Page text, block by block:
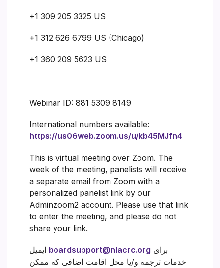
+1 309 205 3325 US
+1 312 626 6799 US (Chicago)
+1 360 209 5623 US
Webinar ID: 881 5309 8149
International numbers available:
https://us06web.zoom.us/u/kb45MJfn4
This is virtual meeting over Zoom. The
week of the meeting, panelists will receive
a separate email from Zoom with a
personalized panelist link by our
Adminzoom2 account. Please use that link
to enter the meeting, and please do not
share your link.
boardsupport@nlacrc.org
خدمات ترجمه و/یا محل اقامت اضافی که ممکن